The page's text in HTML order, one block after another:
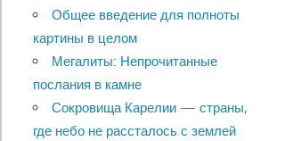
Общее введение для полноты
картины в целом
Мегалиты: Непрочитанные
послания в камне
Сокровища Карелии — страны,
где небо не рассталось с землей